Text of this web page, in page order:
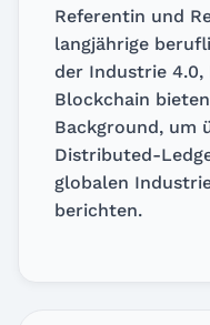
Referentin und
langjährige
der Industrie 4.0,
Blockchain
Background, um
Distributed-
globalen
berichten.